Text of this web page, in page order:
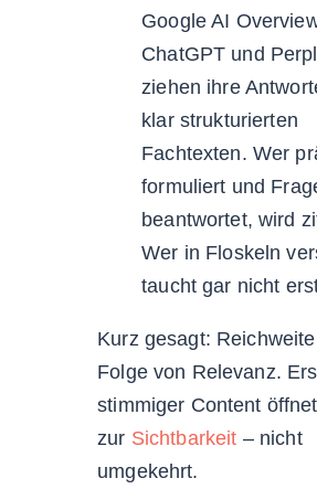
Google AI
ChatGPT und
ziehen ihre
klar strukturierten
Fachtexten. Wer
formuliert und
beantwortet, wird
Wer in Floskeln
taucht gar nicht
Kurz gesagt:
Folge von Relevanz.
stimmiger Content
zur Sichtbarkeit – nicht
umgekehrt.